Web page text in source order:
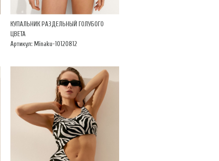
КУПАЛЬНИК РАЗДЕЛЬНЫЙ ГОЛУБОГО
ЦВЕТА
Артикул: Minaku-10120812